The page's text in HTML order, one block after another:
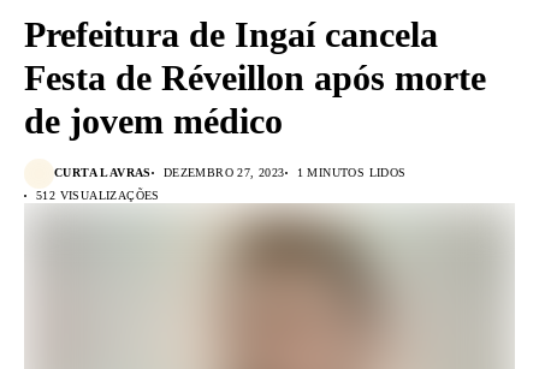
Prefeitura de Ingaí cancela
Festa de Réveillon após morte
de jovem médico
CURTA LAVRAS DEZEMBRO 27, 2023
1 MINUTOS LIDOS
512 VISUALIZAÇÕES